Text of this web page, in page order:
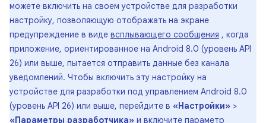
можете включить на своем устройстве для разработки
настройку, позволяющую отображать на экране
предупреждение в виде всплывающего сообщения , когда
приложение, ориентированное на Android 8.0 (уровень API
26) или выше, пытается отправить данные без канала
уведомлений. Чтобы включить эту настройку на
устройстве для разработки под управлением Android 8.0
(уровень API 26) или выше, перейдите в «Настройки» >
«Параметры разработчика» и включите параметр